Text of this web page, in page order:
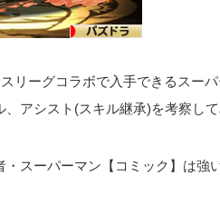
リーグコラボで入手できるスー
アシスト(スキル継承)を考察して
・スーパーマン【コミック】は強